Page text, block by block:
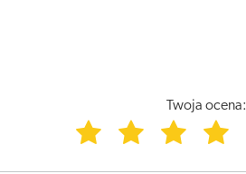
Twoja ocena: